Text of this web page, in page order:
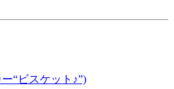
“ビスケット♪”)